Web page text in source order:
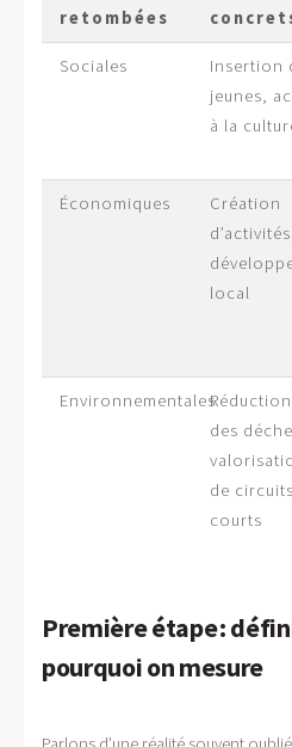
retombées
Sociales
Insertion
jeunes,
à la
Économiques
Création
local
EnvironnementalesRéduction
des
de circuits
courts
Première étape :
pourquoi on mesure